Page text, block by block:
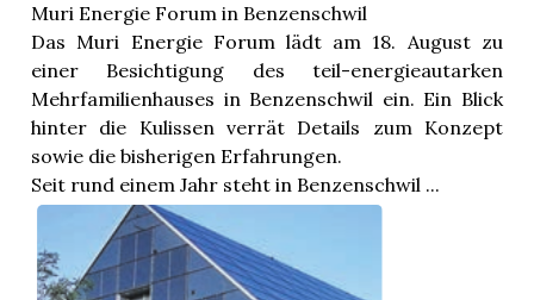
Muri Energie Forum in Benzenschwil
Das Muri Energie Forum lädt am 18. August zu
einer Besichtigung des teil-energieautarken
Mehrfamilienhauses in Benzenschwil ein. Ein Blick
hinter die Kulissen verrät Details zum Konzept
sowie die bisherigen Erfahrungen.
Seit rund einem Jahr steht in Benzenschwil ...